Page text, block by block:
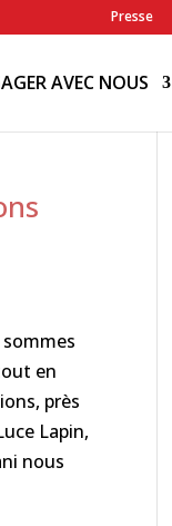
Presse
AVEC NOUS
en
près
Lapin,
nous